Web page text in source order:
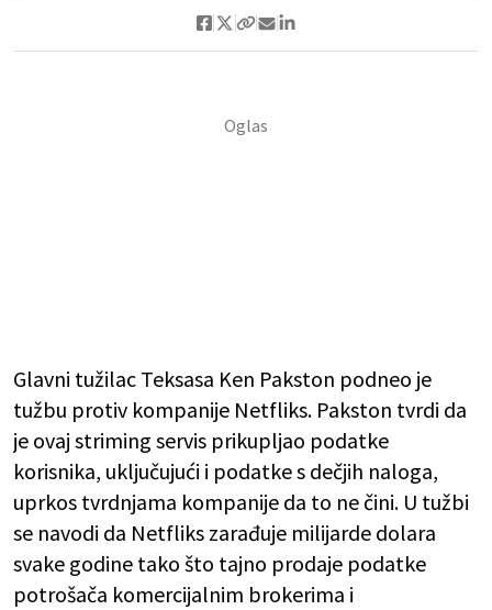
Glavni tužilac Teksasa Ken Pakston podneo je
tužbu protiv kompanije Netfliks. Pakston tvrdi da
je ovaj striming servis prikupljao podatke
korisnika, uključujući i podatke s dečjih naloga,
uprkos tvrdnjama kompanije da to ne čini. U tužbi
se navodi da Netfliks zarađuje milijarde dolara
svake godine tako što tajno prodaje podatke
potrošača komercijalnim brokerima i